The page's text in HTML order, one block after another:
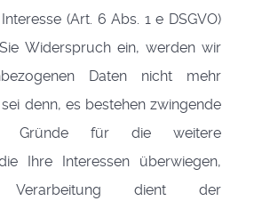
(Art. 6 Abs. 1 e DSGVO)
Widerspruch ein, werden wir
Daten nicht mehr
denn, es bestehen zwingende
Gründe für die weitere
Ihre Interessen überwiegen,
dient der